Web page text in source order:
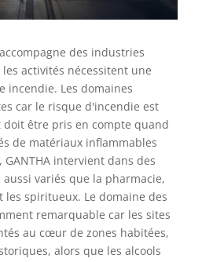
des industries
les activités nécessitent une
incendie. Les domaines
car le risque d'incendie est
être pris en compte quand
de matériaux inflammables
GANTHA intervient dans des
variés que la pharmacie,
les spiritueux. Le domaine des
remarquable car les sites
au cœur de zones habitées,
alors que les alcools